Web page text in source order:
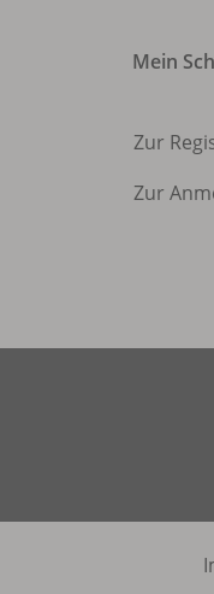
Mein
Zur
Zur